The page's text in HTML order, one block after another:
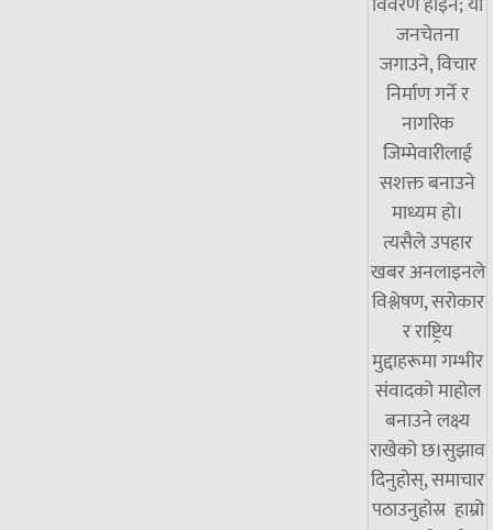
जनचेतना
जगाउने, विचार
निर्माण गर्ने र
नागरिक
जिम्मेवारीलाई
सशक्त बनाउने
माध्यम हो।
त्यसैले उपहार
खबर अनलाइनले
विश्लेषण, सरोकार
र राष्ट्रिय
मुद्दाहरूमा गम्भीर
संवादको माहोल
बनाउने लक्ष्य
राखेको छ।सुझाव
दिनुहोस्, समाचार
पठाउनुहोस्र हाम्रो